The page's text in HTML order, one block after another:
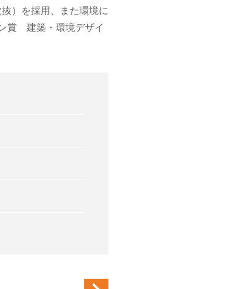
）を採用、また環境に
賞 建築・環境デザイ